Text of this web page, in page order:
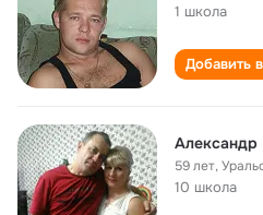
1 школа
Добавить
59 лет,
10 школа